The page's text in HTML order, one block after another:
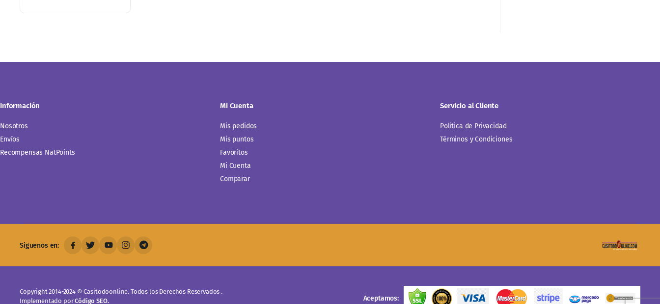
Información
Nosotros
Envíos
Recompensas NatPoints
Mi Cuenta
Mis pedidos
Mis puntos
Favoritos
Mi Cuenta
Comparar
Servicio al Cliente
Politica de Privacidad
Términos y Condiciones
Siguenos en:
Copyright 2014-2024 © Casitodoonline. Todos los Derechos Reservados .
Implementado porCódigo SEO. Aceptamos: